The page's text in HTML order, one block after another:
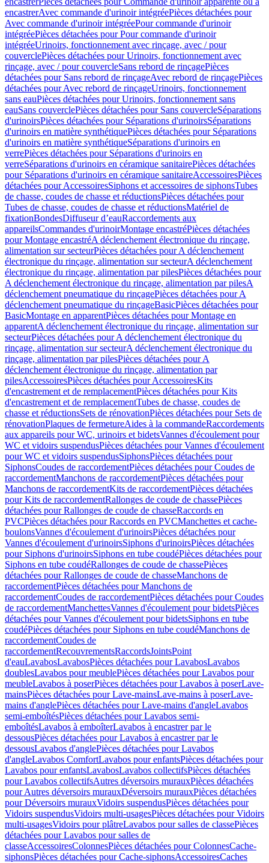
encastrerAvec commande d'urinoir intégréePièces détachées pour
Avec commande d'urinoir intégréePour commande d'urinoir
intégréePièces détachées pour Pour commande d'urinoir
intégréeUrinoirs, fonctionnement avec rinçage, avec / pour
couverclePièces détachées pour Urinoirs, fonctionnement avec
rinçage, avec / pour couvercleSans rebord de rinçagePièces
détachées pour Sans rebord de rinçageAvec rebord de rinçagePièces
détachées pour Avec rebord de rinçageUrinoirs, fonctionnement
sans eauPièces détachées pour Urinoirs, fonctionnement sans
eauSans couverclePièces détachées pour Sans couvercleSéparations
d'urinoirsPièces détachées pour Séparations d'urinoirsSéparations
d'urinoirs en matière synthétiquePièces détachées pour Séparations
d'urinoirs en matière synthétiqueSéparations d'urinoirs en
verrePièces détachées pour Séparations d'urinoirs en
verreSéparations d'urinoirs en céramique sanitairePièces détachées
pour Séparations d'urinoirs en céramique sanitaireAccessoiresPièces
détachées pour AccessoiresSiphons et accessoires de siphonsTubes
de chasse, coudes de chasse et réductionsPièces détachées pour
Tubes de chasse, coudes de chasse et réductionsMatériel de
fixationBondesDiffuseur d’eauRaccordements aux
appareilsCommandes d'urinoirMontage encastréPièces détachées
pour Montage encastréA déclenchement électronique du rinçage,
alimentation sur secteurPièces détachées pour A déclenchement
électronique du rinçage, alimentation sur secteurA déclenchement
électronique du rinçage, alimentation par pilesPièces détachées pour
A déclenchement électronique du rinçage, alimentation par pilesA
déclenchement pneumatique du rinçagePièces détachées pour A
déclenchement pneumatique du rinçageBasicPièces détachées pour
BasicMontage en apparentPièces détachées pour Montage en
apparentA déclenchement électronique du rinçage, alimentation sur
secteurPièces détachées pour A déclenchement électronique du
rinçage, alimentation sur secteurA déclenchement électronique du
rinçage, alimentation par pilesPièces détachées pour A
déclenchement électronique du rinçage, alimentation par
pilesAccessoiresPièces détachées pour AccessoiresKits
d'encastrement et de remplacementPièces détachées pour Kits
d'encastrement et de remplacementTubes de chasse, coudes de
chasse et réductionsSets de rénovationPièces détachées pour Sets de
rénovationPlaques de fermetureAides à la commandeRaccordements
aux appareils pour WC, urinoirs et bidetsVannes d'écoulement pour
WC et vidoirs suspendusPièces détachées pour Vannes d'écoulement
pour WC et vidoirs suspendusSiphonsPièces détachées pour
SiphonsCoudes de raccordementPièces détachées pour Coudes de
raccordementManchons de raccordementPièces détachées pour
Manchons de raccordementKits de raccordementPièces détachées
pour Kits de raccordementRallonges de coude de chassePièces
détachées pour Rallonges de coude de chasseRaccords en
PVCPièces détachées pour Raccords en PVCManchettes et cache-
boulonsVannes d'écoulement d'urinoirsPièces détachées pour
Vannes d'écoulement d'urinoirsSiphons d'urinoirsPièces détachées
pour Siphons d'urinoirsSiphons en tube coudéPièces détachées pour
Siphons en tube coudéRallonges de coude de chassePièces
détachées pour Rallonges de coude de chasseManchons de
raccordementPièces détachées pour Manchons de
raccordementCoudes de raccordementPièces détachées pour Coudes
de raccordementManchettesVannes d'écoulement pour bidetsPièces
détachées pour Vannes d'écoulement pour bidetsSiphons en tube
coudéPièces détachées pour Siphons en tube coudéManchons de
raccordementCoudes de
raccordementRecouvrementsRaccordsJointsPoint
d'eauLavabosLavabosPièces détachées pour LavabosLavabos
doublesLavabos pour meublePièces détachées pour Lavabos pour
meubleLavabos à poserPièces détachées pour Lavabos à poserLave-
mainsPièces détachées pour Lave-mainsLave-mains à poserLave-
mains d'anglePièces détachées pour Lave-mains d'angleLavabos
semi-emboîtésPièces détachées pour Lavabos semi-
emboîtésLavabos à emboîterLavabos à encastrer par le
dessousPièces détachées pour Lavabos à encastrer par le
dessousLavabos d'anglePièces détachées pour Lavabos
d'angleLavabos ComfortLavabos pour enfantsPièces détachées pour
Lavabos pour enfantsLavabosLavabos collectifsPièces détachées
pour Lavabos collectifsAutres déversoirs murauxPièces détachées
pour Autres déversoirs murauxDéversoirs murauxPièces détachées
pour Déversoirs murauxVidoirs suspendusPièces détachées pour
Vidoirs suspendusVidoirs multi-usagesPièces détachées pour Vidoirs
multi-usagesVidoirs pour plâtreLavabos pour salles de classePièces
détachées pour Lavabos pour salles de
classeAccessoiresColonnesPièces détachées pour ColonnesCache-
siphonsPièces détachées pour Cache-siphonsAccessoiresCaches